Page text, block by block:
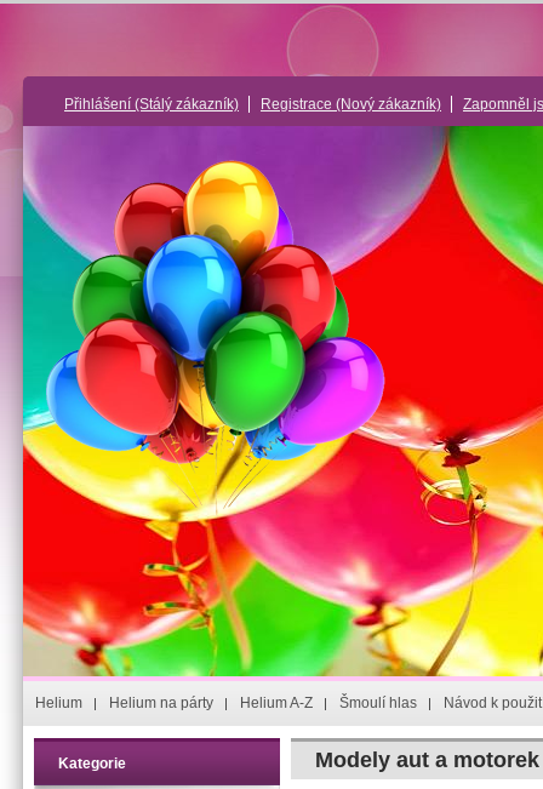
Přihlášení (Stálý zákazník) Registrace (Nový zákazník) Zapomněl
Helium Helium na párty Helium A-Z Šmoulí hlas Návod k
Kategorie Modely aut a motorek